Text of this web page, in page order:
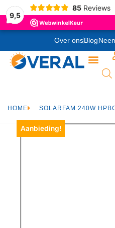
9,5
85 Reviews
Over onsBlog
HOME SOLARFAM 240W
Aanbieding!